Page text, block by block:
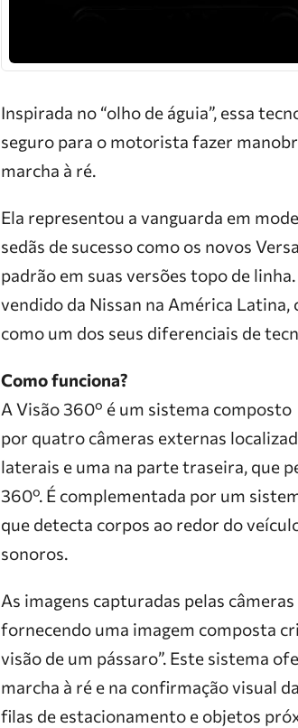
Inspirada no “olho de águia”, essa
seguro para o motorista fazer
marcha à ré.
Ela representou a vanguarda em
sedãs de sucesso como os novos
padrão em suas versões topo de
vendido da Nissan na América
como um dos seus diferenciais de
Como funciona?
A Visão 360º é um sistema composto
por quatro câmeras externas
laterais e uma na parte traseira, que
360º. É complementada por um
que detecta corpos ao redor do
sonoros.
As imagens capturadas pelas
fornecendo uma imagem composta
visão de um pássaro”. Este sistema
marcha à ré e na confirmação visual
filas de estacionamento e objetos